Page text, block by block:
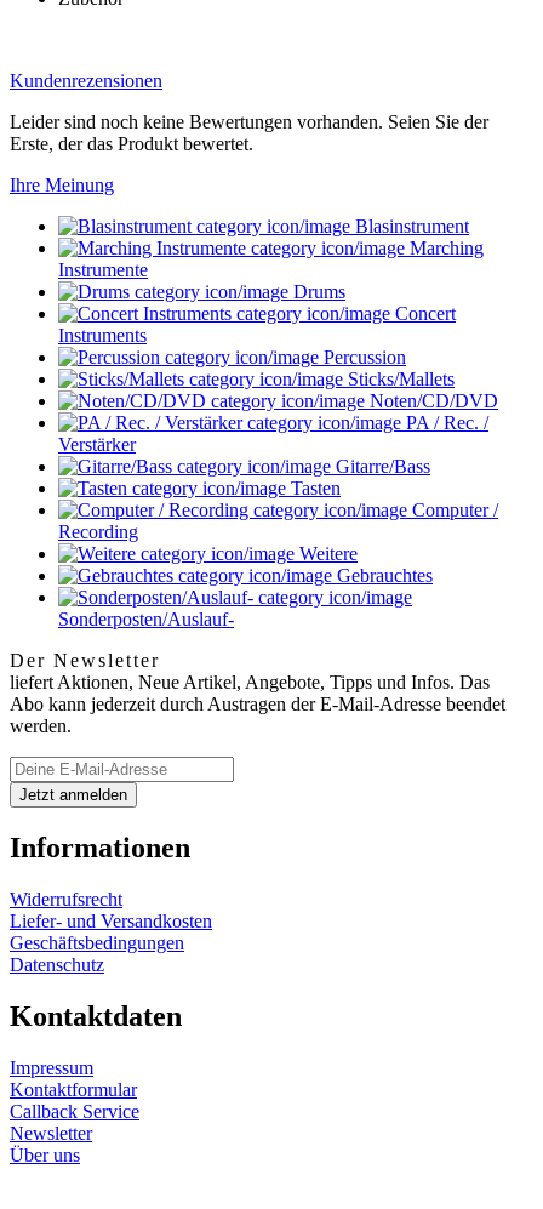
Kundenrezensionen
Leider sind noch keine Bewertungen vorhanden. Seien Sie der
Erste, der das Produkt bewertet.
Ihre Meinung
Blasinstrument
Marching
Instrumente
Drums
Concert
Instruments
Percussion
Sticks/Mallets
Noten/CD/DVD
PA / Rec. /
Verstärker
Gitarre/Bass
Tasten
Computer /
Recording
Weitere
Gebrauchtes
Sonderposten/Auslauf-
Der Newsletter
liefert Aktionen, Neue Artikel, Angebote, Tipps und Infos. Das
Abo kann jederzeit durch Austragen der E-Mail-Adresse beendet
werden.
Informationen
Widerrufsrecht
Liefer- und Versandkosten
Geschäftsbedingungen
Datenschutz
Kontaktdaten
Impressum
Kontaktformular
Callback Service
Newsletter
Über uns